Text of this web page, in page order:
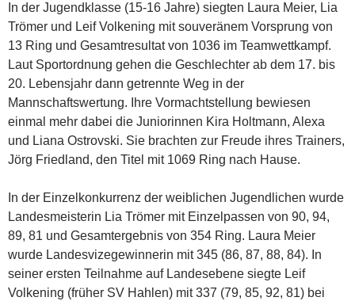
In der Jugendklasse (15-16 Jahre) siegten Laura Meier, Lia
Trömer und Leif Volkening mit souveränem Vorsprung von
13 Ring und Gesamtresultat von 1036 im Teamwettkampf.
Laut Sportordnung gehen die Geschlechter ab dem 17. bis
20. Lebensjahr dann getrennte Weg in der
Mannschaftswertung. Ihre Vormachtstellung bewiesen
einmal mehr dabei die Juniorinnen Kira Holtmann, Alexa
und Liana Ostrovski. Sie brachten zur Freude ihres Trainers,
Jörg Friedland, den Titel mit 1069 Ring nach Hause.
In der Einzelkonkurrenz der weiblichen Jugendlichen wurde
Landesmeisterin Lia Trömer mit Einzelpassen von 90, 94,
89, 81 und Gesamtergebnis von 354 Ring. Laura Meier
wurde Landesvizegewinnerin mit 345 (86, 87, 88, 84). In
seiner ersten Teilnahme auf Landesebene siegte Leif
Volkening (früher SV Hahlen) mit 337 (79, 85, 92, 81) bei